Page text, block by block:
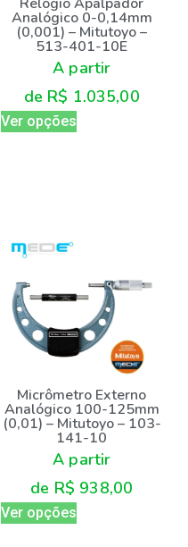
Analógico 0-0,14mm
(0,001) – Mitutoyo –
513-401-10E
A partir
de R$ 1.035,00
Ver opções
Micrômetro Externo
Analógico 100-125mm
(0,01) – Mitutoyo – 103-
141-10
A partir
de R$ 938,00
Ver opções